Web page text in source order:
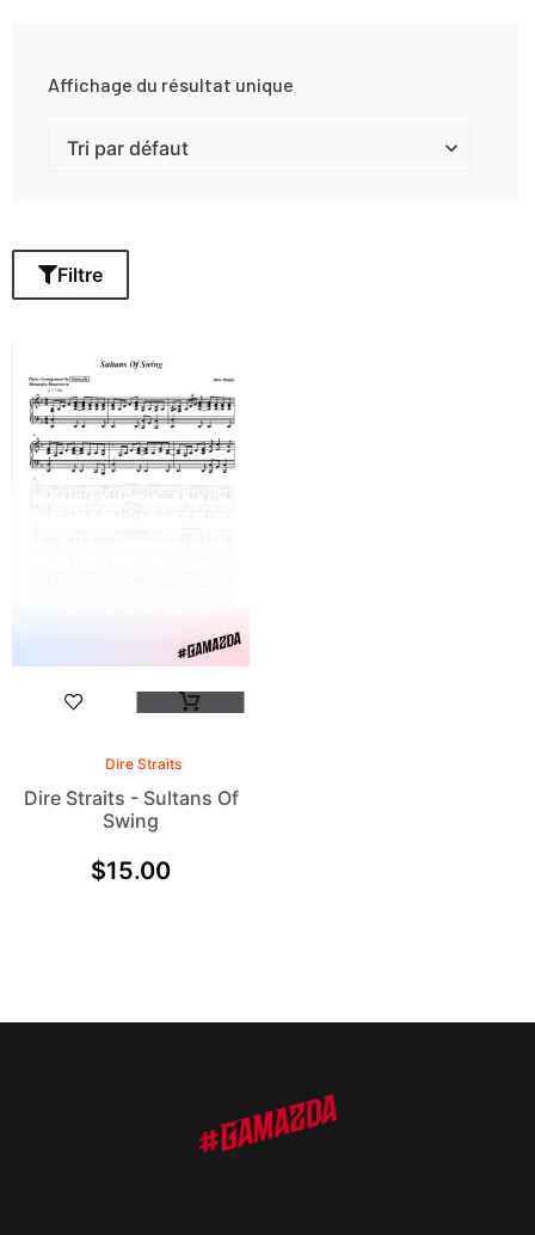
Affichage du résultat unique
Filtre
Dire Straits
Dire Straits - Sultans Of
Swing
$15.00